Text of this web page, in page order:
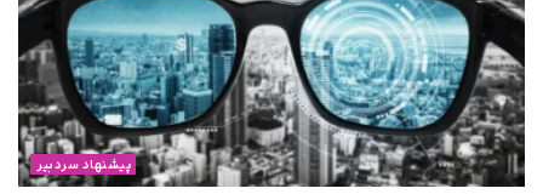
پیشنهاد سردبیر